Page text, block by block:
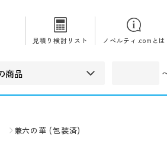
見積り検討リスト
ノベルティ.comとは
兼六の華 (包装済)